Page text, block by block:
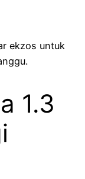
ekzos untuk
1.3